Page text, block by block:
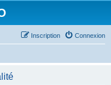
Connexion
Inscription